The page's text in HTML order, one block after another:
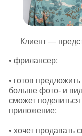
• фрилансер;
• готов
больше фото- и
сможет
приложение;
• хочет продавать
Клиент —